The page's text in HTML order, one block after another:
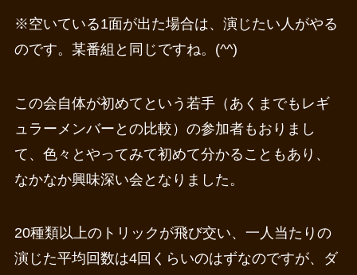
※空いている1面が出た場合は、演じたい人がやる
のです。某番組と同じですね。(^^)
この会自体が初めてという若手（あくまでもレギ
ュラーメンバーとの比較）の参加者もおりまし
て、色々とやってみて初めて分かることもあり、
なかなか興味深い会となりました。
20種類以上のトリックが飛び交い、一人当たりの
演じた平均回数は4回くらいのはずなのですが、ダ